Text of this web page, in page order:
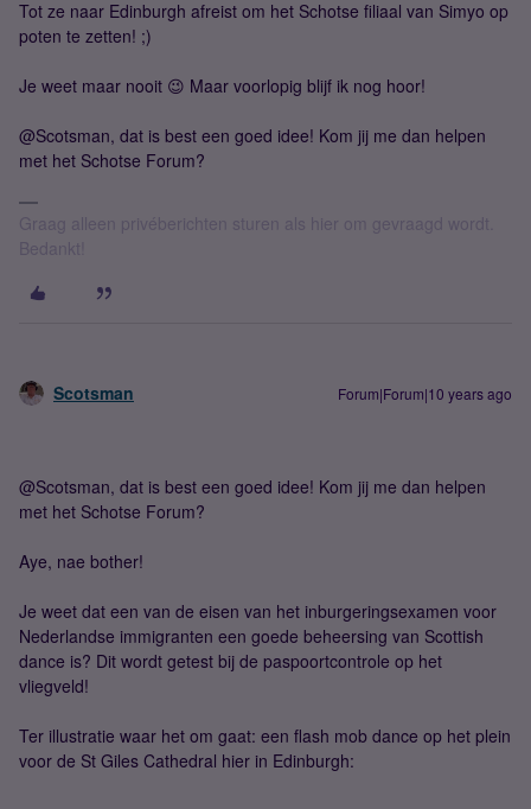
Tot ze naar Edinburgh afreist om het Schotse filiaal van Simyo op
poten te zetten! ;)
Je weet maar nooit 😉 Maar voorlopig blijf ik nog hoor!
@Scotsman, dat is best een goed idee! Kom jij me dan helpen
met het Schotse Forum?
Graag alleen privéberichten sturen als hier om gevraagd wordt.
Bedankt!
Scotsman Forum|Forum|10 years ago
@Scotsman, dat is best een goed idee! Kom jij me dan helpen
met het Schotse Forum?
Aye, nae bother!
Je weet dat een van de eisen van het inburgeringsexamen voor
Nederlandse immigranten een goede beheersing van Scottish
dance is? Dit wordt getest bij de paspoortcontrole op het
vliegveld!
Ter illustratie waar het om gaat: een flash mob dance op het plein
voor de St Giles Cathedral hier in Edinburgh: